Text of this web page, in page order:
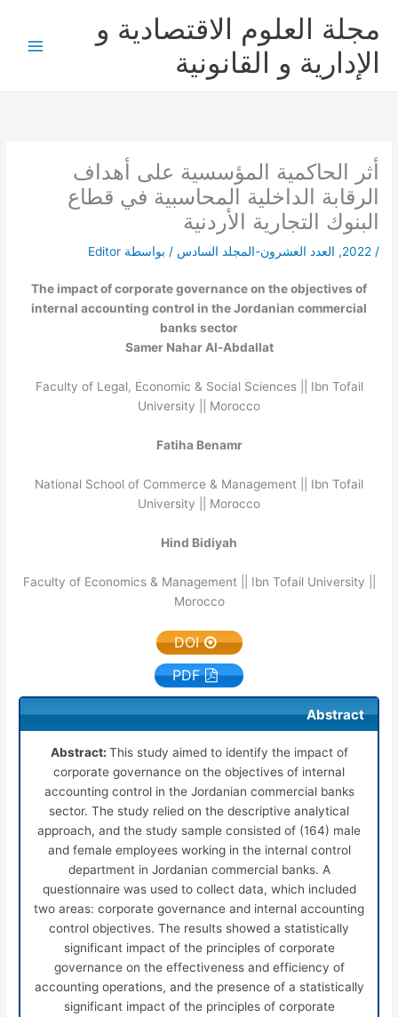
المحتوى
مجلة العلوم الاقتصادية و
الإدارية و القانونية
أثر الحاكمية المؤسسية على أهداف
الرقابة الداخلية المحاسبية في قطاع
البنوك التجارية الأردنية
/
2022
, العدد العشرون-المجلد السادس / بواسطة Editor
The impact of corporate governance on the objectives of
internal accounting control in the Jordanian commercial
banks sector
Samer Nahar Al-Abdallat
Faculty of Legal, Economic & Social Sciences || Ibn Tofail
University || Morocco
Fatiha Benamr
National School of Commerce & Management || Ibn Tofail
University || Morocco
Hind Bidiyah
Faculty of Economics & Management || Ibn Tofail University ||
Morocco
DOI
PDF
Abstract
Abstract: This study aimed to identify the impact of
corporate governance on the objectives of internal
accounting control in the Jordanian commercial banks
sector. The study relied on the descriptive analytical
approach, and the study sample consisted of (164) male
and female employees working in the internal control
department in Jordanian commercial banks. A
questionnaire was used to collect data, which included
two areas: corporate governance and internal accounting
control objectives. The results showed a statistically
significant impact of the principles of corporate
governance on the effectiveness and efficiency of
accounting operations, and the presence of a statistically
significant impact of the principles of corporate